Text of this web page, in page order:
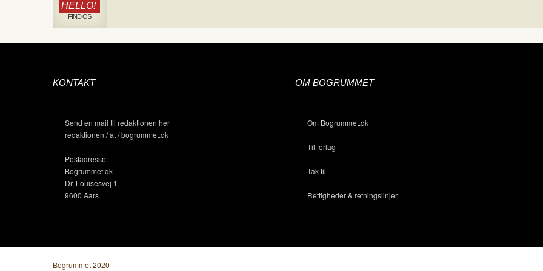
HELLO!
FIND OS
KONTAKT
Send en mail til redaktionen her
redaktionen / at / bogrummet.dk
Postadresse:
Bogrummet.dk
Dr. Louisesvej 1
9600 Aars
OM BOGRUMMET
Om Bogrummet.dk
Til forlag
Tak til
Rettigheder & retningslinjer
Bogrummet 2020